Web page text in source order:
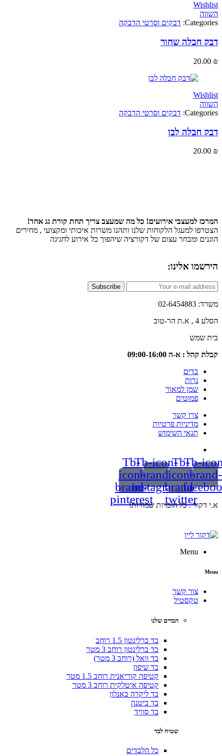
דבקים וסרטי הדבקה
שחור
דבקים וסרטי הדבקה
לבן
למעצבי אירועים! כל מה שמעצב צריך תחת קורת גג אחד!
למעגל הלקוחות שלנו ותהנו משרות איכותי ומקצועי , מחירים
ומבחר עצום של דקורציה שיהפוך כל אירוע לחגיגה
אלינו:
Subscribe
: א-ה 09:00-16:00
בדים
נרות
שמן למאור
פמוטים
צרו קשר
מדיניות פרטיות
תנאי השימוש
Tb-
icon-
brand-
twitter
Tb-icon-
brand-
instagram
Tb-
icon-
brand-
pinterest
. כל הזכויות שמורות!
Menu
צור קשר
טקסטיל
הבדים שלנו
בד ברלינטון 1.5 רוחב
בד ברלינטון רוחב 3 מטר
בד וואל (רוחב 3 מטר)
בד שיפון
קטיפה קוריאנית רוחב 1.5 מטר
קטיפה איטלקית רוחב 3 מטר
בד ליקרה באנלון
בד ביטנה
בד סוויד
שטיח לבד
כל הלבדים